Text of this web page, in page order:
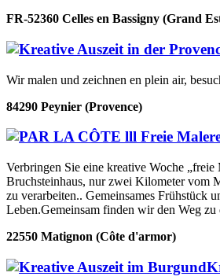
FR-52360 Celles en Bassigny (Grand
Wir malen und zeichnen en plein air,
84290 Peynier (Provence)
Verbringen Sie eine kreative Woche
Bruchsteinhaus, nur zwei Kilometer vom
zu verarbeiten.. Gemeinsames Frühstück
Leben.Gemeinsam finden wir den Weg
22550 Matignon (Côte d'armor)